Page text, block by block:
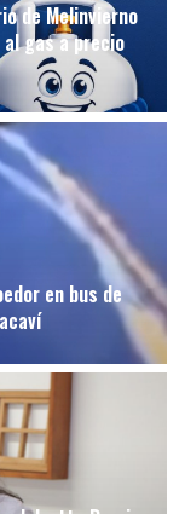
de Melinvierno
gas a precio
en bus de